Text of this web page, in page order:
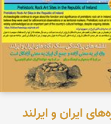
ایران و ایرلند